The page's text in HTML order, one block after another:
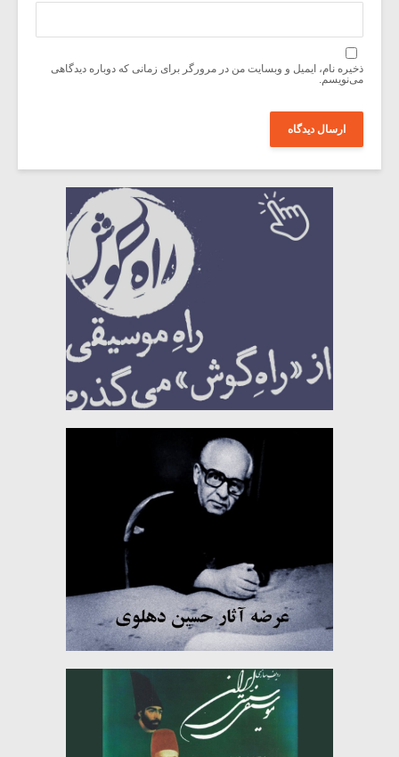
ذخیره نام، ایمیل و وبسایت من در مرورگر برای زمانی که دوباره دیدگاهی
می‌نویسم.